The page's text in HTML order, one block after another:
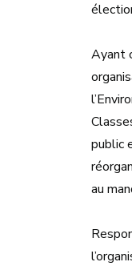
Ayant
public
au